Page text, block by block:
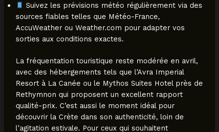
Suivez les prévisions météo régulièrement via des
sources fiables telles que Météo-France,
AccuWeather ou Weather.com pour adapter vos
sorties aux conditions exactes.
La fréquentation touristique reste modérée en avril,
avec des hébergements tels que l’Avra Imperial
Resort à La Canée ou le Mythos Suites Hotel près de
Rethymnon qui proposent un excellent rapport
qualité-prix. C’est aussi le moment idéal pour
découvrir la Crète dans son authenticité, loin de
l’agitation estivale. Pour ceux qui souhaitent